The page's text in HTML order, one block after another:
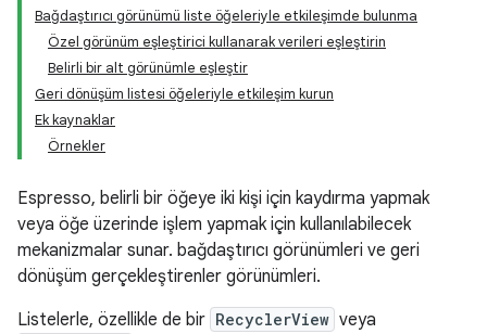
Bağdaştırıcı görünümü liste öğeleriyle etkileşimde bulunma
Özel görünüm eşleştirici kullanarak verileri eşleştirin
Belirli bir alt görünümle eşleştir
Geri dönüşüm listesi öğeleriyle etkileşim kurun
Ek kaynaklar
Örnekler
Espresso, belirli bir öğeye iki kişi için kaydırma yapmak
veya öğe üzerinde işlem yapmak için kullanılabilecek
mekanizmalar sunar. bağdaştırıcı görünümleri ve geri
dönüşüm gerçekleştirenler görünümleri.
Listelerle, özellikle de bir RecyclerView veya